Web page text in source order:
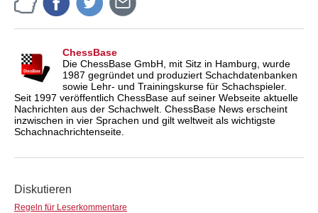
ChessBase
Die ChessBase GmbH, mit Sitz in Hamburg, wurde
1987 gegründet und produziert Schachdatenbanken
sowie Lehr- und Trainingskurse für Schachspieler.
Seit 1997 veröffentlich ChessBase auf seiner Webseite aktuelle
Nachrichten aus der Schachwelt. ChessBase News erscheint
inzwischen in vier Sprachen und gilt weltweit als wichtigste
Schachnachrichtenseite.
Diskutieren
Regeln für Leserkommentare